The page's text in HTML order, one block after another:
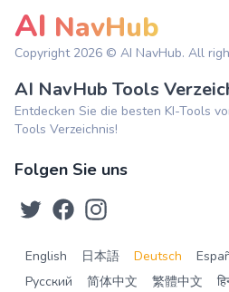
AI NavHub
Copyright 2026 © AI NavHub. All
AI NavHub Tools
Entdecken Sie die besten KI-Tools
Tools Verzeichnis!
Folgen Sie uns
English 日本語 Deutsch
Русский
简体中文 繁體中文